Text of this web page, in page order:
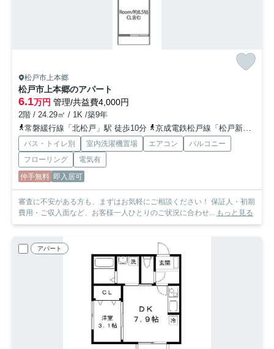
松戸市上本郷
松戸市上本郷のアパート
6.1万円 管理/共益費4,000円
2階 / 24.29㎡ / 1K /築9年
常磐緩行線「北松戸」駅 徒歩10分
京成電鉄松戸線「松戸新田」駅 徒歩19分
バス・トイレ別 室内洗濯機置場 エアコン
バルコニー
フローリング
電気有
仲手無料 即入居可
審査に不安がある方も、まずはお気軽にご相談ください！ 保証人・初期
費用・ご収入面など、お客様一人ひとりのご状況に合わせ... もっと見る
アパート